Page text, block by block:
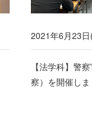
2021年6月23
【法学科】警
察）を開催しま